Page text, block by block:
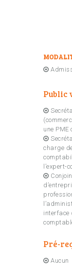
Public
une
charge
l’expert-
interface
Pré-
Aucun